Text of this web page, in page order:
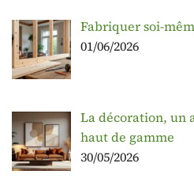
Fabriquer soi-
01/06/2026
La décoration, un
haut de gamme
30/05/2026